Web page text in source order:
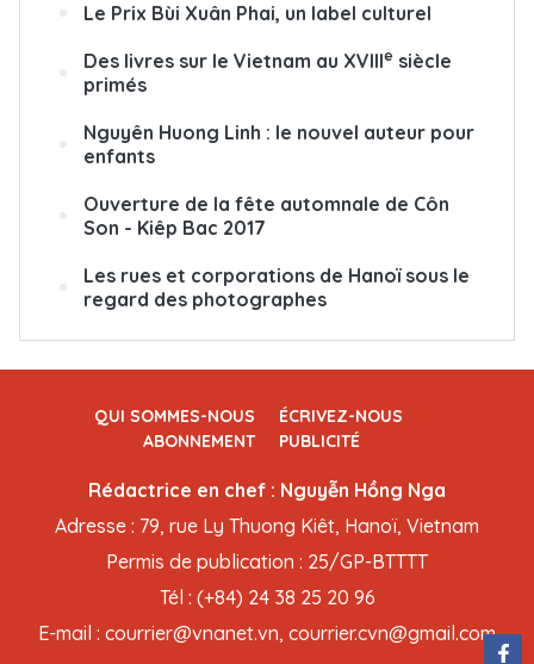
Le Prix Bùi Xuân Phai, un label culturel
Des livres sur le Vietnam au XVIIIe siècle
primés
Nguyên Huong Linh : le nouvel auteur pour
enfants
Ouverture de la fête automnale de Côn
Son - Kiêp Bac 2017
Les rues et corporations de Hanoï sous le
regard des photographes
QUI SOMMES-NOUS
ÉCRIVEZ-NOUS
ABONNEMENT
PUBLICITÉ
Rédactrice en chef : Nguyễn Hồng Nga
Adresse : 79, rue Ly Thuong Kiêt, Hanoï, Vietnam
Permis de publication : 25/GP-BTTTT
Tél : (+84) 24 38 25 20 96
E-mail : courrier@vnanet.vn, courrier.cvn@gmail.com